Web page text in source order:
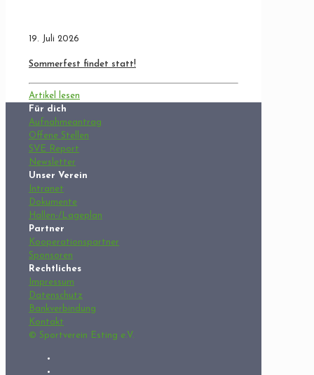
19. Juli 2026
Sommerfest findet statt!
Artikel lesen
Für dich
Aufnahmeantrag
Offene Stellen
SVE Report
Newsletter
Unser Verein
Intranet
Dokumente
Hallen-/Lageplan
Partner
Kooperationspartner
Sponsoren
Rechtliches
Impressum
Datenschutz
Bankverbindung
Kontakt
© Sportverein Esting e.V.